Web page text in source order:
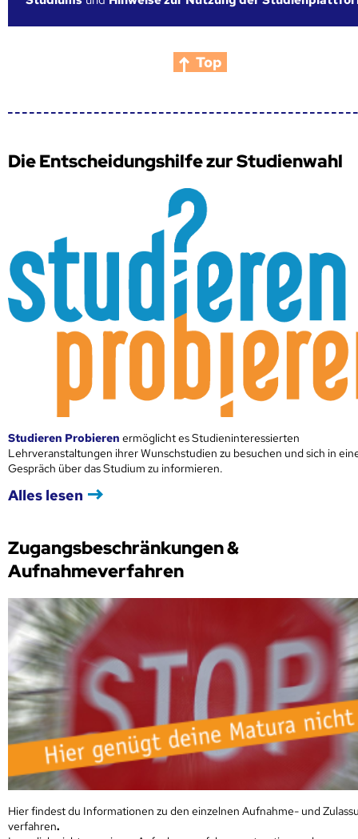
Top
Die Entscheidungshilfe zur Studienwahl
Studieren Probieren ermöglicht es Studieninteressierten
Lehrveranstaltungen ihrer Wunschstudien zu besuchen und sich in
Gespräch über das Studium zu informieren.
Alles lesen
Zugangsbeschränkungen &
Aufnahmeverfahren
Hier findest du Informationen zu den einzelnen Aufnahme- und
verfahren.